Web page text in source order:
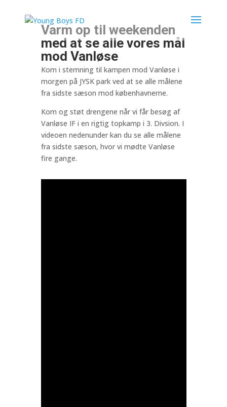
Varm op til weekenden
med at se alle vores mål
mod Vanløse
Kom i stemning til kampen mod Vanløse i
morgen på JYSK park ved at se alle målene
fra sidste sæson mod københavnerne.
Kom og støt drengene når vi får besøg af
Vanløse IF i en rigtig topkamp i 3. Divsion. I
videoen nedenunder kan du se alle målene
fra sidste sæson, hvor vi mødte Vanløse
fire gange.